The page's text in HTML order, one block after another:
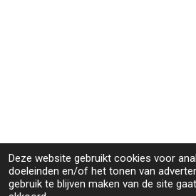
Deze website gebruikt cookies voor
doeleinden en/of het tonen van
gebruik te blijven maken van de site